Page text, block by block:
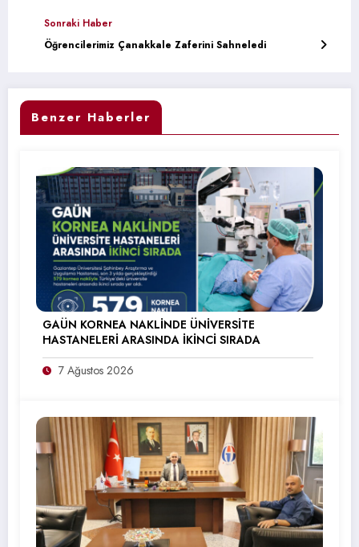
Sonraki Haber
Öğrencilerimiz Çanakkale Zaferini Sahneledi
Benzer Haberler
GAÜN KORNEA NAKLİNDE ÜNİVERSİTE
HASTANELERİ ARASINDA İKİNCİ SIRADA
7 Ağustos 2026